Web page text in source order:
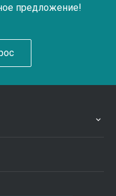
предложение!